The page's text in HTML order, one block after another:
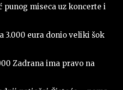
punog miseca uz koncerte i
3.000 eura donio veliki šok
Zadrana ima pravo na